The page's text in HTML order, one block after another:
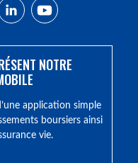
NOTRE
application simple
boursiers ainsi
vie.